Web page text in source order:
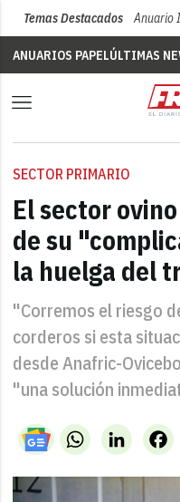
Temas Destacados Anuario
ANUARIOS PAPELÚLTIMAS
SECTOR PRIMARIO
El sector
de su
la huelga del
"Corremos el riesgo
corderos si esta
desde Anafric-
"una solución
WhatsAppLinkedIn